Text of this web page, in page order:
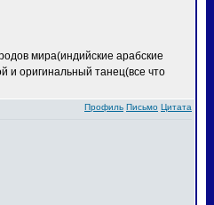
мира(индийские арабские
и оригинальный танец(все что
Профиль Письмо Цитата